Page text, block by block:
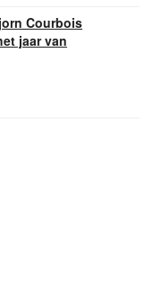
Courbois
jaar van